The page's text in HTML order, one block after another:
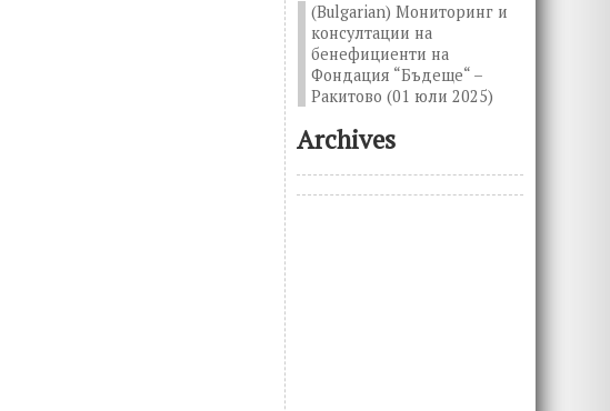
(Bulgarian) Мониторинг и
консултации на
бенефициенти на
Фондация “Бъдеще“ –
Ракитово (01 юли 2025)
Archives